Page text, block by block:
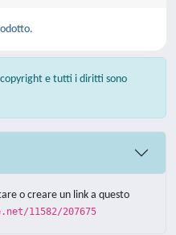
e tutti i diritti sono
o creare un link a questo
11582/207675